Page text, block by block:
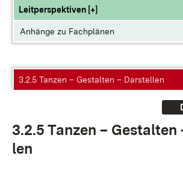
Leitperspektiven [+]
Anhänge zu Fachplänen
3.2.5 Tanzen – Gestalten – Darstellen
3.2.5 Tan­zen –
len